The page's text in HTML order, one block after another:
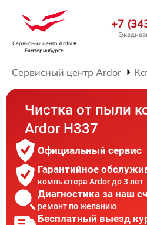
Сервисный центр Ardorв
Екатеринбурге
+7
Сервисный центр Ardor
Чистка от пыли
Ardor H337
Официальный сервис
Гарантийное
компьютера Ardor до 3 лет
Диагностика за наш
ремонт по желанию
Бесплатный выезд